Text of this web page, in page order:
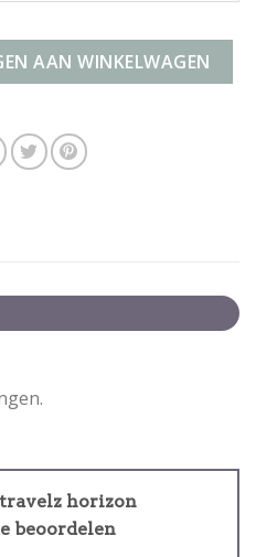
aantal
AAN WINKELWAGEN
horizon
beoordelen